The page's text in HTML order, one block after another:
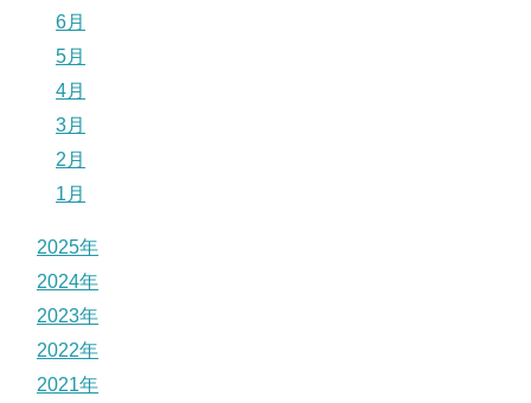
6月
5月
4月
3月
2月
1月
2025年
2024年
2023年
2022年
2021年